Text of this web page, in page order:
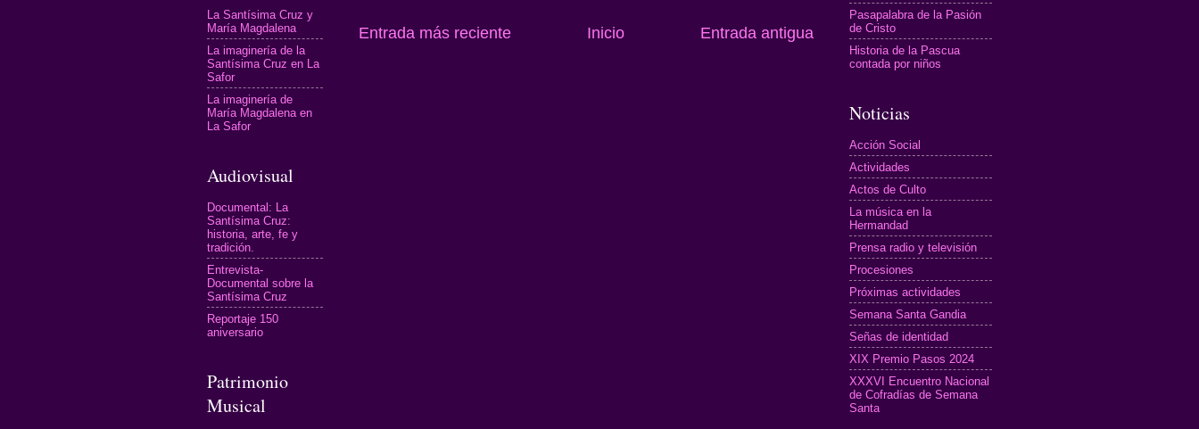
Entrada más reciente Entrada antigua
Inicio
La Santísima Cruz y
María Magdalena
La imaginería de la
Santísima Cruz en La
Safor
La imaginería de
María Magdalena en
La Safor
Audiovisual
Documental: La
Santísima Cruz:
historia, arte, fe y
tradición.
Entrevista-
Documental sobre la
Santísima Cruz
Reportaje 150
aniversario
Patrimonio
Musical
Pasapalabra de la Pasión
de Cristo
Historia de la Pascua
contada por niños
Noticias
Acción Social
Actividades
Actos de Culto
La música en la
Hermandad
Prensa radio y televisión
Procesiones
Próximas actividades
Semana Santa Gandia
Señas de identidad
XIX Premio Pasos 2024
XXXVI Encuentro Nacional
de Cofradías de Semana
Santa